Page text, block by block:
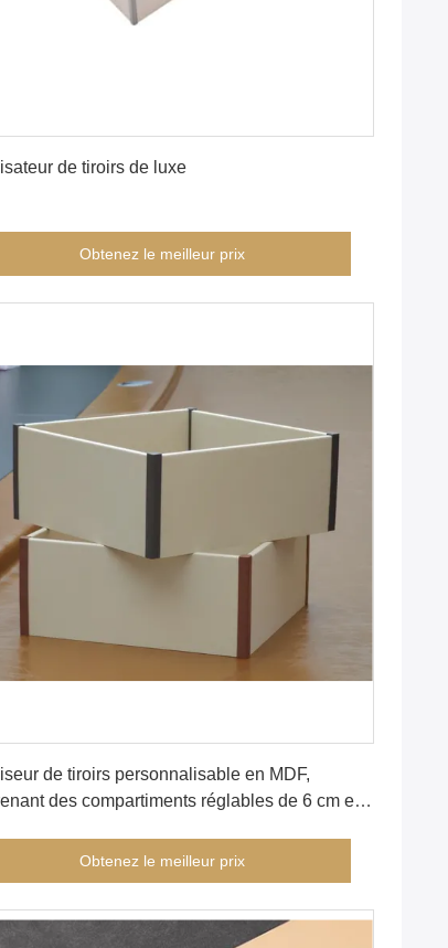
de tiroirs de luxe
Obtenez le meilleur prix
de tiroirs personnalisable en MDF,
des compartiments réglables de 6 cm et 9
Obtenez le meilleur prix